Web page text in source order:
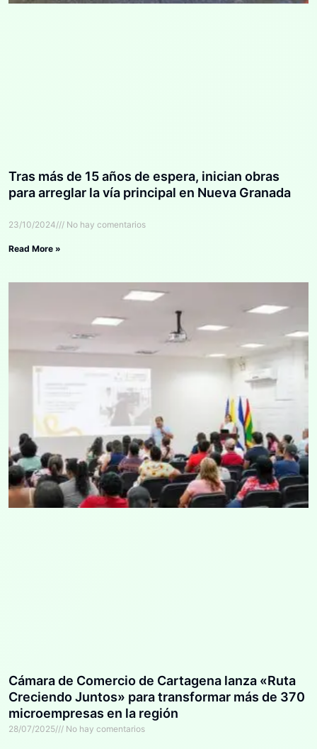
Tras más de 15 años de espera, inician obras
para arreglar la vía principal en Nueva Granada
23/10/2024 No hay comentarios
Read More »
Cámara de Comercio de Cartagena lanza «Ruta
Creciendo Juntos» para transformar más de 370
microempresas en la región
28/07/2025 No hay comentarios